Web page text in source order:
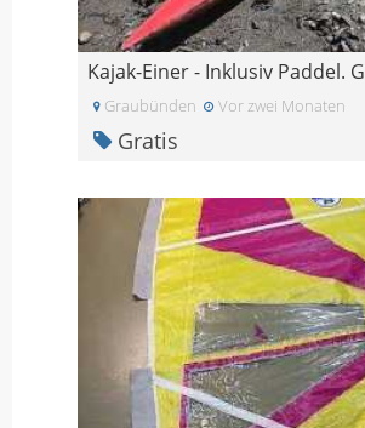
Graubünden Vor zwei Monaten
Gratis